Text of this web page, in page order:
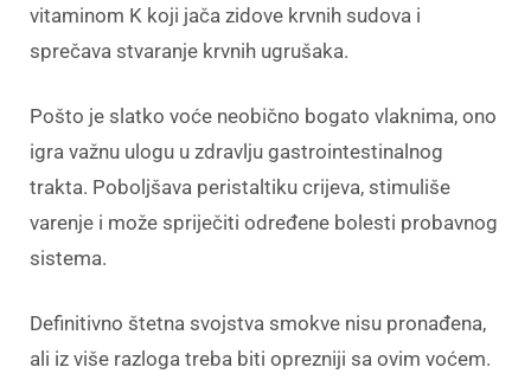
vitaminom K koji jača zidove krvnih sudova i
sprečava stvaranje krvnih ugrušaka.
Pošto je slatko voće neobično bogato vlaknima, ono
igra važnu ulogu u zdravlju gastrointestinalnog
trakta. Poboljšava peristaltiku crijeva, stimuliše
varenje i može spriječiti određene bolesti probavnog
sistema.
Definitivno štetna svojstva smokve nisu pronađena,
ali iz više razloga treba biti oprezniji sa ovim voćem.